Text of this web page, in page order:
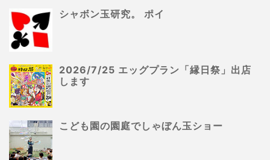
シャボン玉研究。 ポイ
2026/7/25 エッグプラン「縁日祭」出店
します
こども園の園庭でしゃぼん玉ショー